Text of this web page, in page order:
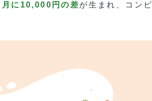
月に10,000円の差が生まれ、コンビ